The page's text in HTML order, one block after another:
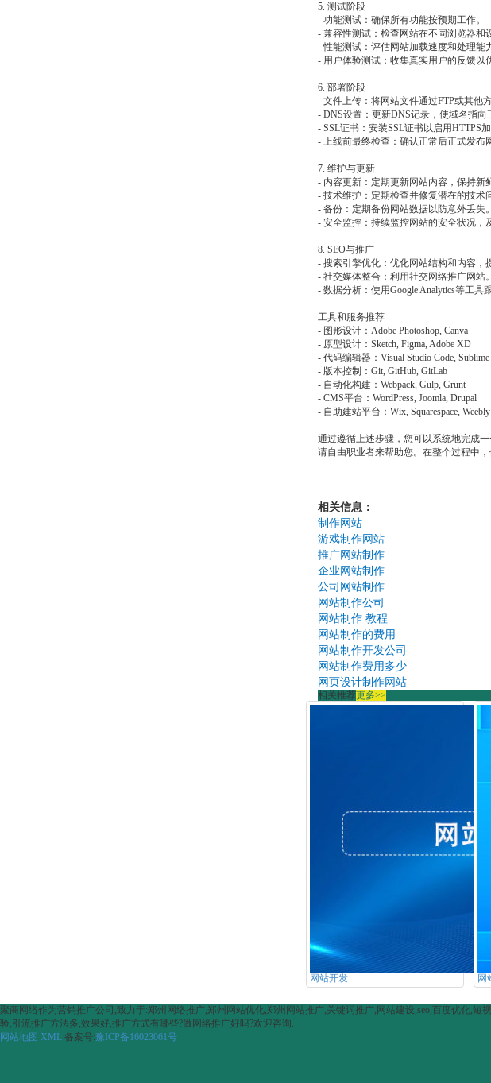
5. 测试阶段
- 功能测试：确保所有功能按预期工作。
- 兼容性测试：检查网站在不同浏览器和
- 性能测试：评估网站加载速度和处理能力
- 用户体验测试：收集真实用户的反馈以
6. 部署阶段
- 文件上传：将网站文件通过FTP或其他
- DNS设置：更新DNS记录，使域名指向
- SSL证书：安装SSL证书以启用HTTPS加
- 上线前最终检查：确认正常后正式发布
7. 维护与更新
- 内容更新：定期更新网站内容，保持新
- 技术维护：定期检查并修复潜在的技术
- 备份：定期备份网站数据以防意外丢失。
- 安全监控：持续监控网站的安全状况，
8. SEO与推广
- 搜索引擎优化：优化网站结构和内容，
- 社交媒体整合：利用社交网络推广网站。
- 数据分析：使用Google Analytics等工具
工具和服务推荐
- 图形设计：Adobe Photoshop, Canva
- 原型设计：Sketch, Figma, Adobe XD
- 代码编辑器：Visual Studio Code, Sublime
- 版本控制：Git, GitHub, GitLab
- 自动化构建：Webpack, Gulp, Grunt
- CMS平台：WordPress, Joomla, Drupal
- 自助建站平台：Wix, Squarespace, Weebly
通过遵循上述步骤，您可以系统地完成
请自由职业者来帮助您。在整个过程中
相关信息：
制作网站
游戏制作网站
推广网站制作
企业网站制作
公司网站制作
网站制作公司
网站制作 教程
网站制作的费用
网站制作开发公司
网站制作费用多少
网页设计制作网站
相关推荐更多>>
网站开发 网
聚商网络作为营销推广公司,致力于:郑州网络推广,郑州网站优化,郑州网站推广,关键词推广,网站建设,seo,百度优化,
验,引流推广方法多,效果好,推广方式有哪些?做网络推广好吗?欢迎咨询.
网站地图 XML 备案号:豫ICP备16023061号